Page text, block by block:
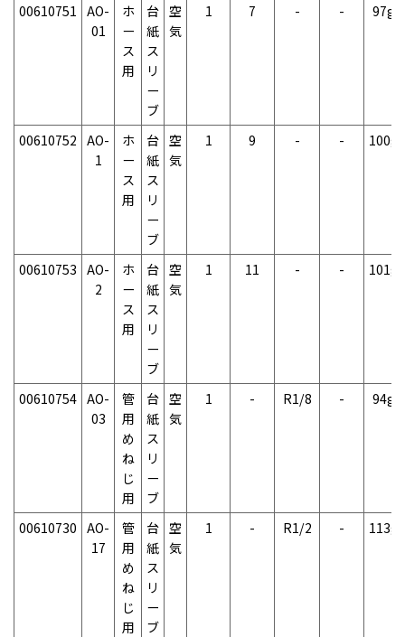
00610751 AO-
01
ホ
ー
ス
用
台
紙
ス
リ
ー
ブ
空
気
1 7 - - 97g
00610752 AO-
1
ホ
ー
ス
用
台
紙
ス
リ
ー
ブ
空
気
1 9 - - 100g
00610753 AO-
2
ホ
ー
ス
用
台
紙
ス
リ
ー
ブ
空
気
1 11 - - 101g
00610754 AO-
03
管
用
め
ね
じ
用
台
紙
ス
リ
ー
ブ
空
気
1 - R1/8 - 94g
00610730 AO-
17
管
用
め
ね
じ
用
台
紙
ス
リ
ー
ブ
空
気
1 - R1/2 - 113g